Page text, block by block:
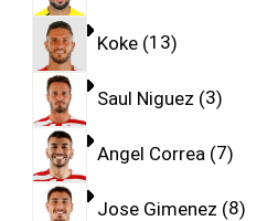
Koke 13
Saul Niguez 3
Angel Correa 7
Jose Gimenez 8